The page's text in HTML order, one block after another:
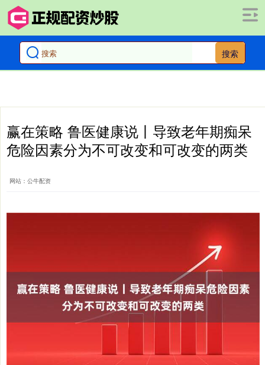
搜索
赢在策略 鲁医健康说丨导致老年期痴呆
危险因素分为不可改变和可改变的两类
网站：公牛配资